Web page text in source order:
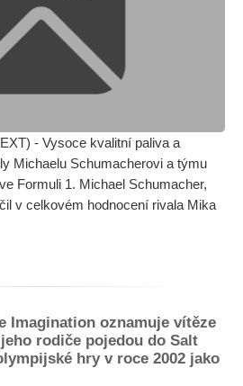
- Vysoce kvalitní paliva a
Michaelu Schumacherovi a týmu
Formuli 1. Michael Schumacher,
v celkovém hodnocení rivala Mika
Imagination oznamuje vítěze
rodiče pojedou do Salt
hry v roce 2002 jako